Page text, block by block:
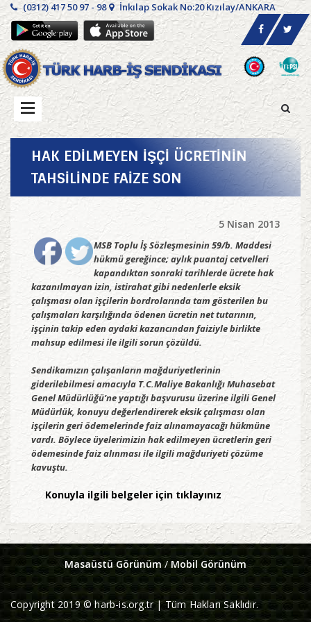
(0312) 417 50 97 - 98 İnkılap Sokak No:20 Kızılay/ANKARA
HAK EDİLMEYEN İŞÇİ ÜCRETİNİN
TAHSİLİNDE FAİZE SON
5 Nisan 2013
MSB Toplu İş Sözleşmesinin 59/b. Maddesi
hükmü gereğince; aylık puantaj cetvelleri
kapandıktan sonraki tarihlerde ücrete hak
kazanılmayan izin, istirahat gibi nedenlerle eksik
çalışması olan işçilerin bordrolarında tam gösterilen bu
çalışmaları karşılığında ödenen ücretin net tutarının,
işçinin takip eden aydaki kazancından faiziyle birlikte
mahsup edilmesi ile ilgili sorun çözüldü.
Sendikamızın çalışanların mağduriyetlerinin
giderilebilmesi amacıyla T.C.Maliye Bakanlığı Muhasebat
Genel Müdürlüğü’ne yaptığı başvurusu üzerine ilgili Genel
Müdürlük, konuyu değerlendirerek eksik çalışması olan
işçilerin geri ödemelerinde faiz alınamayacağı hükmüne
vardı. Böylece üyelerimizin hak edilmeyen ücretlerin geri
ödemesinde faiz alınması ile ilgili mağduriyeti çözüme
kavuştu.
Konuyla ilgili belgeler için tıklayınız
Masaüstü Görünüm/ Mobil Görünüm
Copyright 2019 © harb-is.org.tr | Tüm Hakları Saklıdır.